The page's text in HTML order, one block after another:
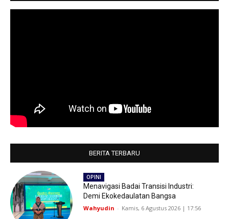
BERITA TERBARU
OPINI
Menavigasi Badai Transisi Industri:
Demi Ekokedaulatan Bangsa
Wahyudin - Kamis, 6 Agustus 2026 | 17:56